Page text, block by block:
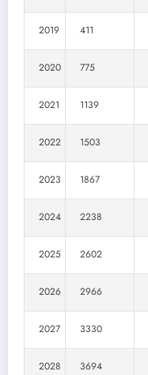
2019 411
2020 775
2021 1139
2022 1503
2023 1867
2024 2238
2025 2602
2026 2966
2027 3330
2028 3694